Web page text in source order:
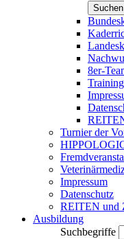
Suchen
8er-
Turnier der
Impressum
Datenschutz
REITEN und
Ausbildung
Suchbegriffe